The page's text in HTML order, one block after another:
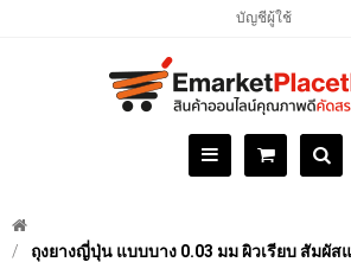
บัญชีผู้ใช้
ถุงยางญี่ปุ่น แบบบาง 0.03 มม ผิวเรียบ สัมผั